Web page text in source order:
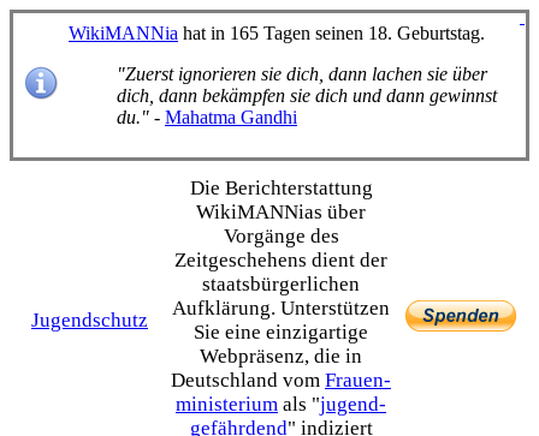
WikiMANNia hat in 165 Tagen seinen 18. Geburtstag.
"Zuerst ignorieren sie dich, dann lachen sie über
dich, dann bekämpfen sie dich und dann gewinnst
du." - Mahatma Gandhi
Jugendschutz
Die Bericht­erstattung
WikiMANNias über
Vorgänge des
Zeitgeschehens dient der
staats­bürgerlichen
Aufklärung. Unterstützen
Sie eine einzig­artige
Webpräsenz, die in
Deutschland vom Frauen­
ministerium als "jugend­
gefährdend" indiziert